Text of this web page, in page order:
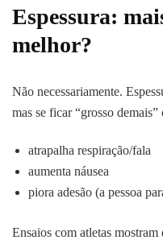
Espessura:
melhor?
Não necessariamente.
mas se ficar “grosso
atrapalha respiração/fala
aumenta náusea
piora adesão (a pessoa
Ensaios com atletas